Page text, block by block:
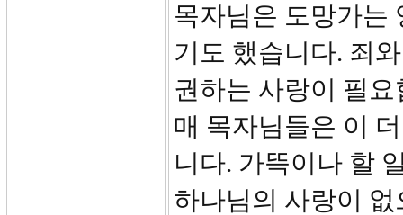
목자님은 도망가는
기도 했습니다. 죄
권하는 사랑이 필
매 목자님들은 이
니다. 가뜩이나 할
하나님의 사랑이